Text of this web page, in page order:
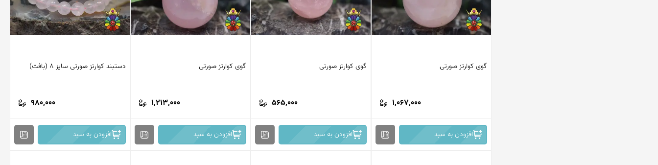
گوی کوارتز صورتی
1,067,000
افزودن به سبد
گوی کوارتز صورتی
565,000
افزودن به سبد
گوی کوارتز صورتی
1,213,000
افزودن به سبد
دستبند کوارتز صورتی سایز 8 (بافت)
980,000
افزودن به سبد